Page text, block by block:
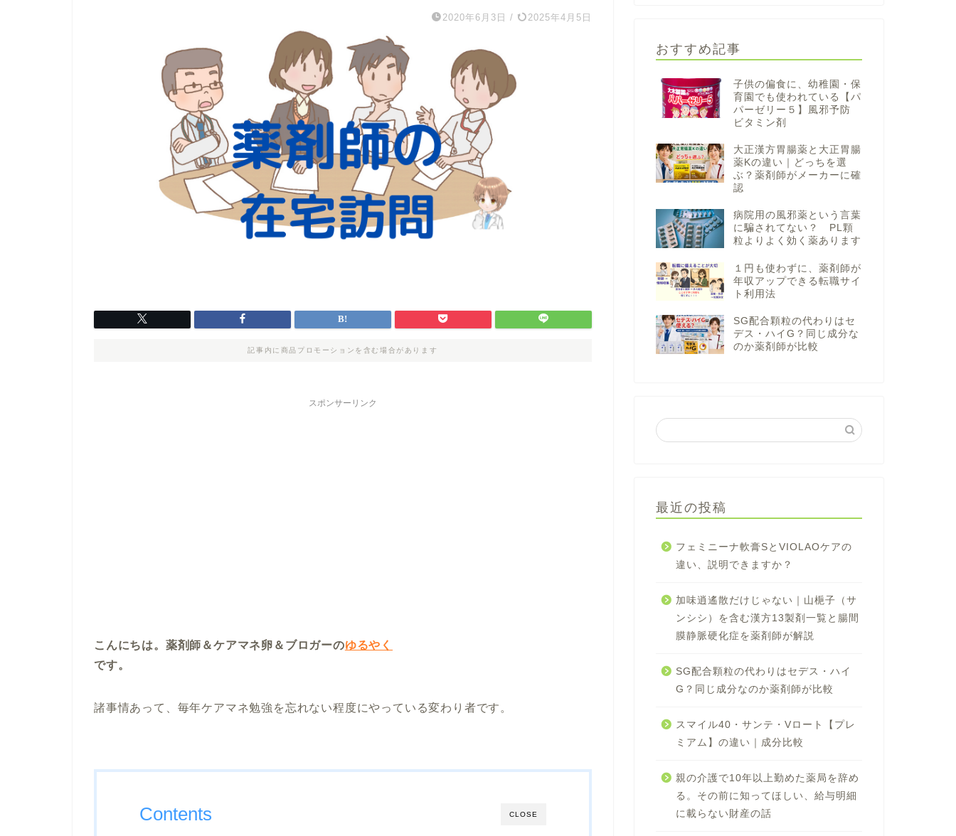
2020年6月3日 / 2025年4月5日
記事内に商品プロモーションを含む場合があります
スポンサーリンク
こんにちは。薬剤師＆ケアマネ卵＆ブロガーのゆるやく
です。
諸事情あって、毎年ケアマネ勉強を忘れない程度にやっている変わり者です。
CLOSE
Contents
おすすめ記事
子供の偏食に、幼稚園・保
育園でも使われている【パ
パーゼリー５】風邪予防
ビタミン剤
大正漢方胃腸薬と大正胃腸
薬Kの違い｜どっちを選
ぶ？薬剤師がメーカーに確
認
病院用の風邪薬という言葉
に騙されてない？ PL顆
粒よりよく効く薬あります
１円も使わずに、薬剤師が
年収アップできる転職サイ
ト利用法
SG配合顆粒の代わりはセ
デス・ハイG？同じ成分な
のか薬剤師が比較
最近の投稿
フェミニーナ軟膏SとVIOLAOケアの
違い、説明できますか？
加味逍遙散だけじゃない｜山梔子（サ
ンシシ）を含む漢方13製剤一覧と腸間
膜静脈硬化症を薬剤師が解説
SG配合顆粒の代わりはセデス・ハイ
G？同じ成分なのか薬剤師が比較
スマイル40・サンテ・Vロート【プレ
ミアム】の違い｜成分比較
親の介護で10年以上勤めた薬局を辞め
る。その前に知ってほしい、給与明細
に載らない財産の話